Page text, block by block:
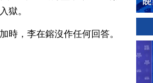
獄。
時，李在鎔沒作任何回答。